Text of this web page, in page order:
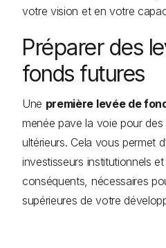
votre vision et en votre
Préparer des
fonds futures
Une première levée de
menée pave la voie pour
ultérieurs. Cela vous permet
investisseurs institutionnels
conséquents, nécessaires
supérieures de votre